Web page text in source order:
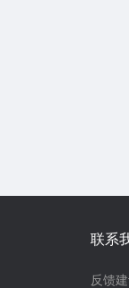
联系
反馈